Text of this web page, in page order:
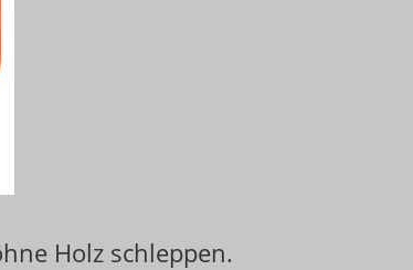
Holz schleppen.